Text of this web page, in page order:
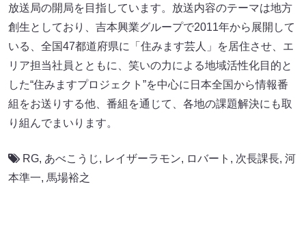
放送局の開局を目指しています。放送内容のテーマは地方
創生としており、吉本興業グループで2011年から展開して
いる、全国47都道府県に「住みます芸人」を居住させ、エ
リア担当社員とともに、笑いの力による地域活性化目的と
した“住みますプロジェクト”を中心に日本全国から情報番
組をお送りする他、番組を通じて、各地の課題解決にも取
り組んでまいります。
RG, あべこうじ, レイザーラモン, ロバート , 次長課長, 河
本準一, 馬場裕之